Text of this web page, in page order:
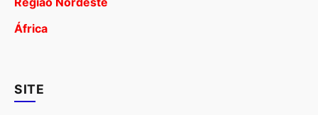
África
SITE